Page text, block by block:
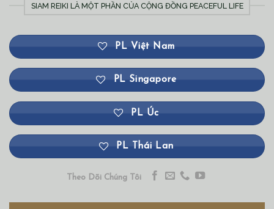
SIAM REIKI LÀ MỘT PHẦN CỦA CỘNG ĐỒNG PEACEFUL LIFE
PL Việt Nam
PL Singapore
PL Úc
PL Thái Lan
Theo Dõi Chúng Tôi